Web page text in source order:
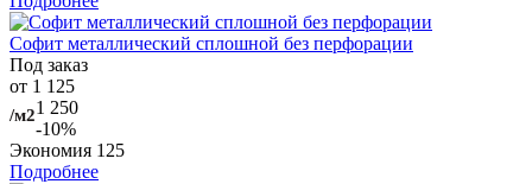
Софит металлический сплошной без перфорации
Под заказ
от 1 125
/м21 250
-10%
Экономия 125
Подробнее